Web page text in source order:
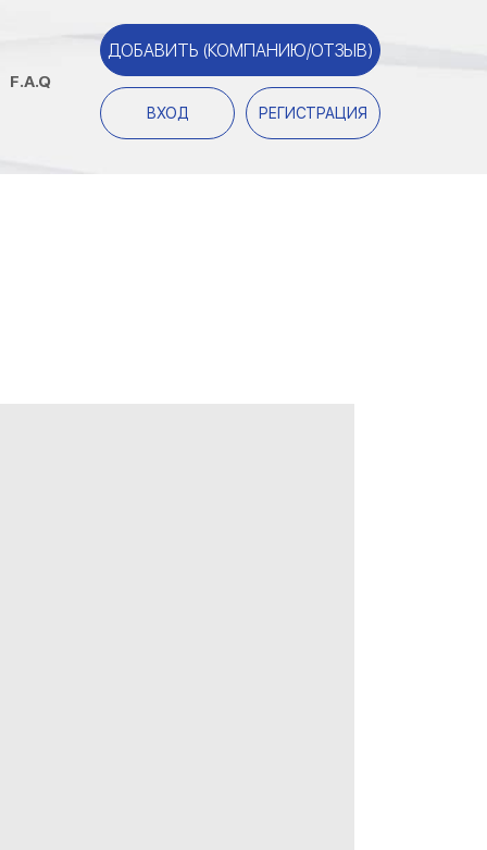
F.A.Q
ДОБАВИТЬ (КОМПАНИЮ/ОТЗЫВ)
ВХОД РЕГИСТРАЦИЯ